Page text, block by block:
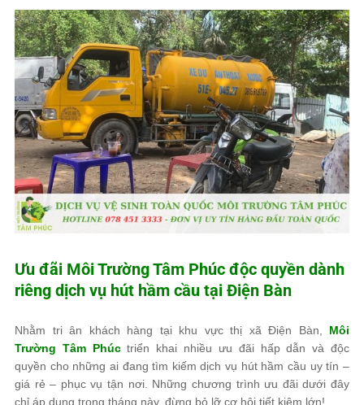
Ưu đãi Môi Trường Tâm Phúc độc quyền dành
riêng dịch vụ hút hầm cầu tại Điện Bàn
Nhằm tri ân khách hàng tại khu vực thị xã Điện Bàn, Môi
Trường Tâm Phúctriển khai nhiều ưu đãi hấp dẫn và độc
quyền cho những ai đang tìm kiếm dịch vụ hút hầm cầu uy tín –
giá rẻ – phục vụ tận nơi. Những chương trình ưu đãi dưới đây
chỉ áp dụng trong tháng này, đừng bỏ lỡ cơ hội tiết kiệm lớn!